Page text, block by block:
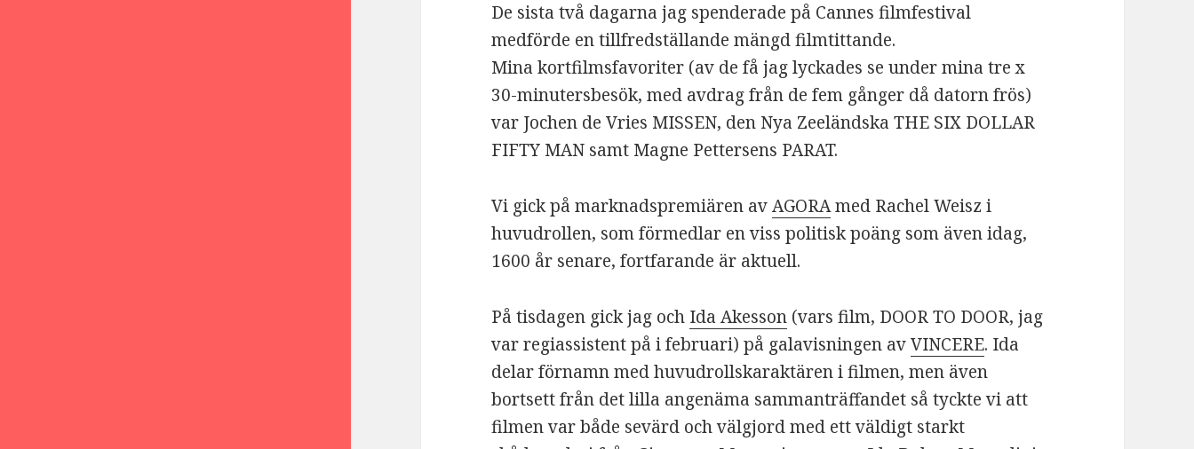
De sista två dagarna jag spenderade på Cannes filmfestival
medförde en tillfredställande mängd filmtittande.
Mina kortfilmsfavoriter (av de få jag lyckades se under mina tre x
30-minutersbesök, med avdrag från de fem gånger då datorn frös)
var Jochen de Vries MISSEN, den Nya Zeeländska THE SIX DOLLAR
FIFTY MAN samt Magne Pettersens PARAT.
Vi gick på marknadspremiären avAGORAmed Rachel Weisz i
huvudrollen, som förmedlar en viss politisk poäng som även idag,
1600 år senare, fortfarande är aktuell.
På tisdagen gick jag och Ida Akesson (vars film, DOOR TO DOOR, jag
var regiassistent på i februari) på galavisningen avVINCERE. Ida
delar förnamn med huvudrollskaraktären i filmen, men även
bortsett från det lilla angenäma sammanträffandet så tyckte vi att
filmen var både sevärd och välgjord med ett väldigt starkt